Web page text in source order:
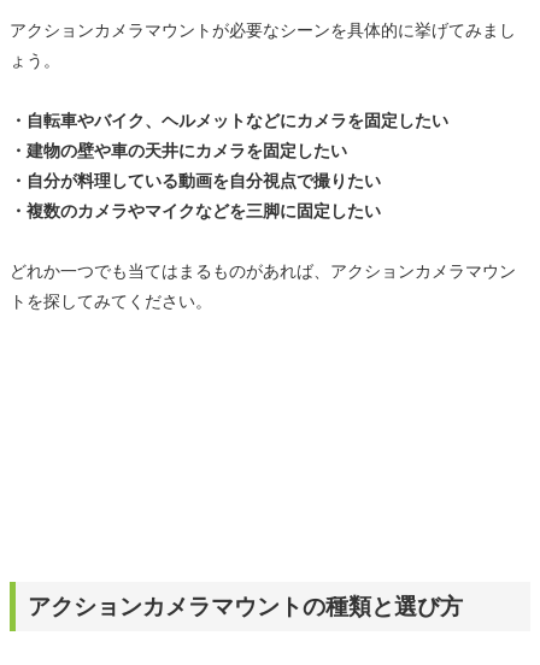
アクションカメラマウントが必要なシーンを具体的に挙げてみまし
ょう。
・自転車やバイク、ヘルメットなどにカメラを固定したい
・建物の壁や車の天井にカメラを固定したい
・自分が料理している動画を自分視点で撮りたい
・複数のカメラやマイクなどを三脚に固定したい
どれか一つでも当てはまるものがあれば、アクションカメラマウン
トを探してみてください。
アクションカメラマウントの種類と選び方